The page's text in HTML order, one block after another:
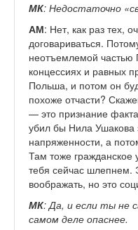
МК: Недостаточно
АМ: Нет, как раз тех,
договариваться.
неотъемлемой частью
концессиях и равных
Польша, и потом он
похоже отчасти?
— это признание
убил бы Нила Ушакова
напряженности, а
Там тоже гражданское
тебя сейчас шлепнем.
воображать, но это
МК: Да, и если ты не
самом деле опаснее.